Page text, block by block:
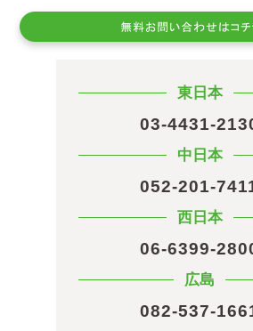
東日本
03-4431-
中日本
052-201-
西日本
06-6399-
広島
082-537-